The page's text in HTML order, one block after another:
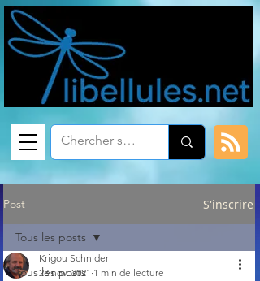
Post S'inscrire
Tous les posts
Tous les posts
Krigou Schnider
23 nov. 2021 1 min de lecture